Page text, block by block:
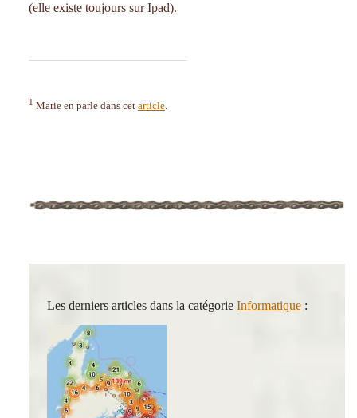
(elle existe toujours sur Ipad).
1 Marie en parle dans cet article.
Les derniers articles dans la catégorieInformatique :